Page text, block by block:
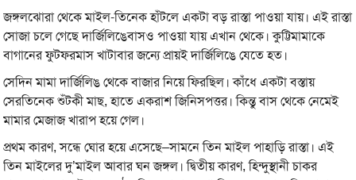
জঙ্গলঝোরা থেকে মাইল-তিনেক হাঁটলে একটা বড় রাস্তা পাওয়া যায়। এই রাস্তা
সোজা চলে গেছে দার্জিলিঙেবাসও পাওয়া যায় এখান থেকে। কুট্টিমামাকে
বাগানের ফুটফরমাস খাটাবার জন্যে প্রায়ই দার্জিলিঙে যেতে হত।
সেদিন মামা দার্জিলিঙ থেকে বাজার নিয়ে ফিরছিল। কাঁধে একটা বস্তায়
সেরতিনেক শুঁটকী মাছ, হাতে একরাশ জিনিসপত্তর। কিন্তু বাস থেকে নেমেই
মামার মেজাজ খারাপ হয়ে গেল।
প্রথম কারণ, সন্ধে ঘোর হয়ে এসেছে–সামনে তিন মাইল পাহাড়ি রাস্তা। এই
তিন মাইলের দু’মাইল আবার ঘন জঙ্গল। দ্বিতীয় কারণ, হিন্দুস্থানী চাকর